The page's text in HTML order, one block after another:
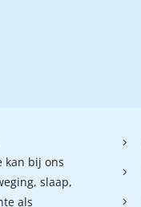
kan bij ons
slaap,
als